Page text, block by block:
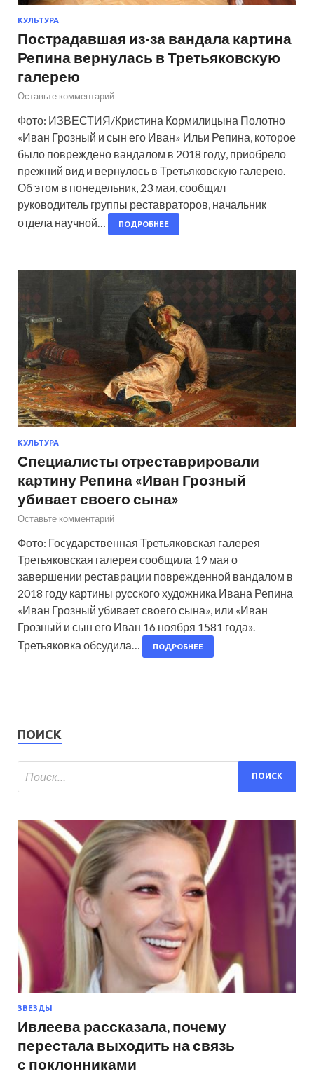
КУЛЬТУРА
Пострадавшая из-за вандала картина
Репина вернулась в Третьяковскую
галерею
Оставьте комментарий
Фото: ИЗВЕСТИЯ/Кристина Кормилицына Полотно
«Иван Грозный и сын его Иван» Ильи Репина, которое
было повреждено вандалом в 2018 году, приобрело
прежний вид и вернулось в Третьяковскую галерею.
Об этом в понедельник, 23 мая, сообщил
руководитель группы реставраторов, начальник
отдела научной…
ПОДРОБНЕЕ
КУЛЬТУРА
Специалисты отреставрировали
картину Репина «Иван Грозный
убивает своего сына»
Оставьте комментарий
Фото: Государственная Третьяковская галерея
Третьяковская галерея сообщила 19 мая о
завершении реставрации поврежденной вандалом в
2018 году картины русского художника Ивана Репина
«Иван Грозный убивает своего сына», или «Иван
Грозный и сын его Иван 16 ноября 1581 года».
Третьяковка обсудила…
ПОДРОБНЕЕ
ПОИСК
ЗВЕЗДЫ
Ивлеева рассказала, почему
перестала выходить на связь
с поклонниками